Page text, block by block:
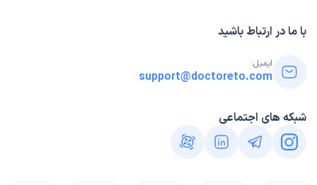
زمان انتظار:
بیش از 90 دقیقه
پیشنهاد نمیکنم
کاربر دکترتو
با ما در ارتباط باشید
ایمیل:
support@doctoreto.com
شبکه های اجتماعی